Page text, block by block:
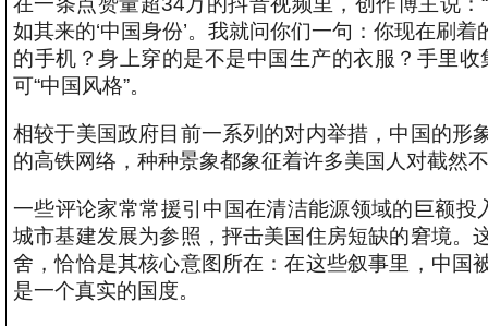
如其来的‘中国身份’。我就问你们一句：你现在刷
的手机？身上穿的是不是中国生产的衣服？手里
可“中国风格”。
相较于美国政府目前一系列的对内举措，中国的形
的高铁网络，种种景象都象征着许多美国人对截然
一些评论家常常援引中国在清洁能源领域的巨额投
城市基建发展为参照，抨击美国住房短缺的窘境。
舍，恰恰是其核心意图所在：在这些叙事里，中国
是一个真实的国度。